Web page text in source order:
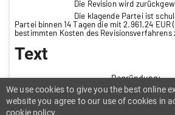
Die Revision wird
Die klagende Partei ist
Partei binnen 14 Tagen die mit 2.961,24 EUR
bestimmten Kosten des Revisionsverfahrens
Text
Begründung:
[1] Gegenstand dieses Verfahrens ist
des klagenden Versicherers für Leistungen,
Versicherungsnehmer aufgrund eines
We use cookies to give you the best online
website you agree to our use of cookies in
cookie policy.